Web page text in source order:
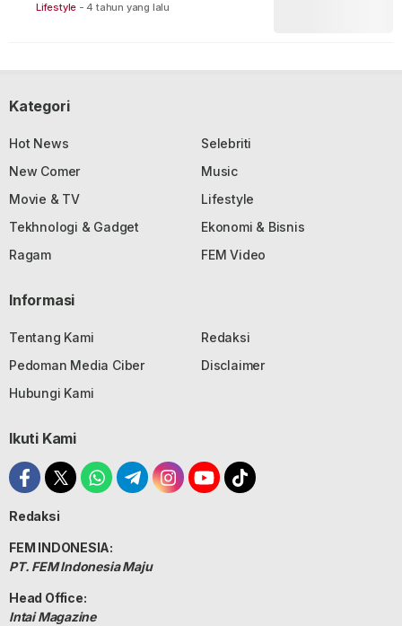
Lifestyle - 4 tahun yang lalu
Kategori
Hot News
Selebriti
New Comer
Music
Movie & TV
Lifestyle
Tekhnologi & Gadget
Ekonomi & Bisnis
Ragam
FEM Video
Informasi
Tentang Kami
Redaksi
Pedoman Media Ciber
Disclaimer
Hubungi Kami
Ikuti Kami
Redaksi
FEM INDONESIA:
PT. FEM Indonesia Maju
Head Office:
Intai Magazine